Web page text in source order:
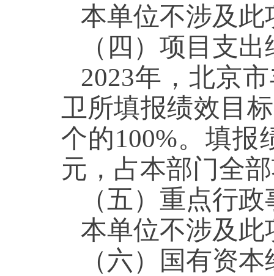
本单位不涉及
（四）项目支
2023年，北京
卫所填报绩效目
个的100%。填报
元，占本部门全
（五）重点行
本单位不涉及
（六）国有资